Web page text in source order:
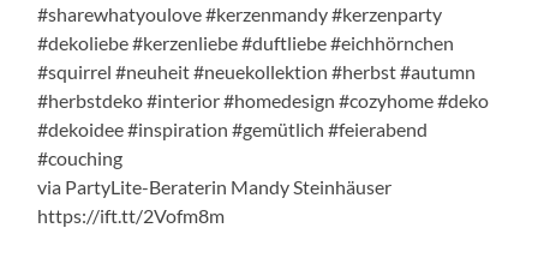
#sharewhatyoulove #kerzenmandy #kerzenparty
#dekoliebe #kerzenliebe #duftliebe #eichhörnchen
#squirrel #neuheit #neuekollektion #herbst #autumn
#herbstdeko #interior #homedesign #cozyhome #deko
#dekoidee #inspiration #gemütlich #feierabend
#couching
via PartyLite-Beraterin Mandy Steinhäuser
https://ift.tt/2Vofm8m